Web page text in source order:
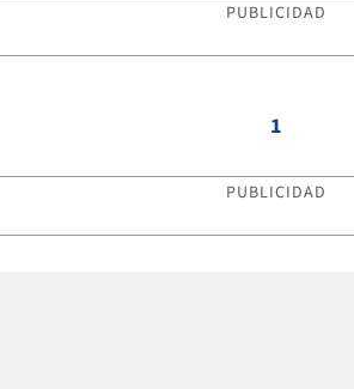
PUBLICIDAD
1
PUBLICIDAD